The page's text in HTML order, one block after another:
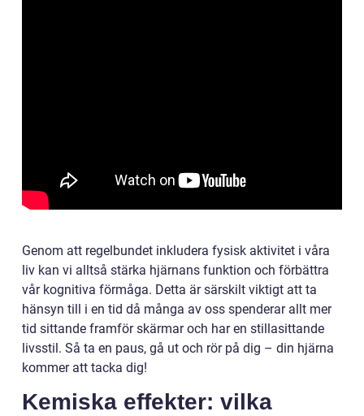
Genom att regelbundet inkludera fysisk aktivitet i våra
liv kan vi alltså stärka hjärnans funktion och förbättra
vår kognitiva förmåga. Detta är särskilt viktigt att ta
hänsyn till i en tid då många av oss spenderar allt mer
tid sittande framför skärmar och har en stillasittande
livsstil. Så ta en paus, gå ut och rör på dig – din hjärna
kommer att tacka dig!
Kemiska effekter: vilka